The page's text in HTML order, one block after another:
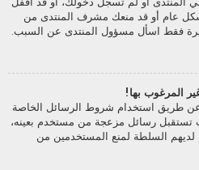
عام أو قد منعك مشرف المنتدى من
فقط اسأل مسؤول المنتدى عن السبب.
المرغوب بها!
طريق استخدام شروط الرسائل الخاصة
تستقبل رسائل مزعجة من مستخدم بعينه،
لديهم السلطة لمنع المستخدمين من